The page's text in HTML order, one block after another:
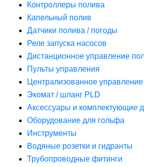
Контроллеры полива
Капельный полив
Датчики полива / погоды
Реле запуска насосов
Дистанционное управление
Пульты управления
Централизованное
Экомат / шланг PLD
Аксессуары и комплектующие
Оборудование для гольфа
Инструменты
Водяные розетки и гидранты
Трубопроводные фитинги